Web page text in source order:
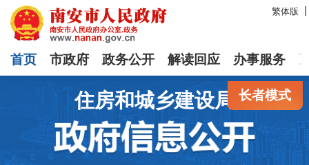
繁体版
首页 市政府 政务公开 解读回应 办事服务
长者模式
住房和城乡建设局